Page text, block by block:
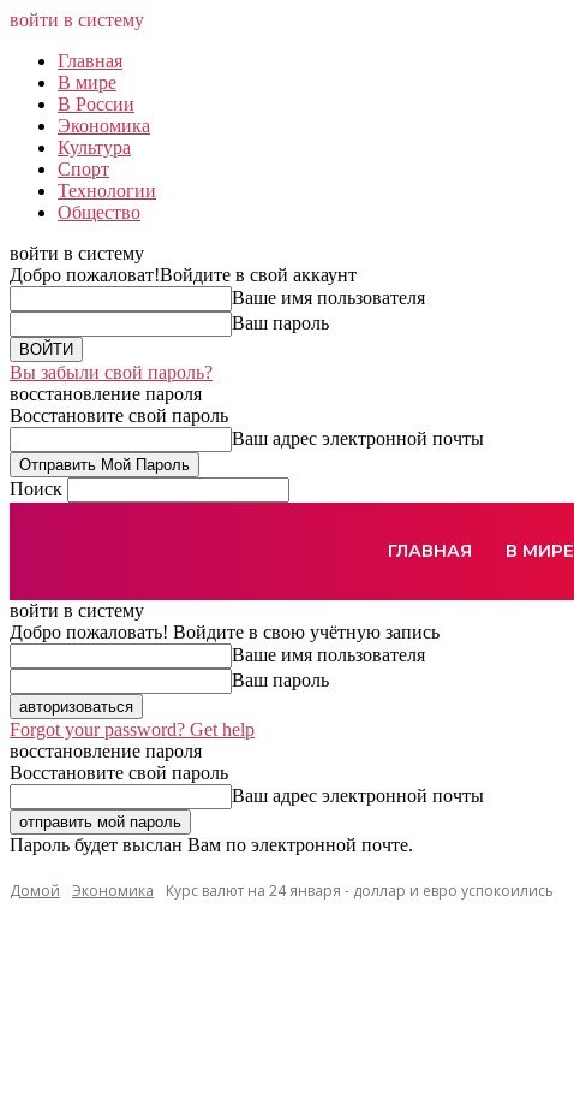
войти в систему
Главная
В мире
В России
Экономика
Культура
Спорт
Технологии
Общество
войти в систему
Добро пожаловат!Войдите в свой аккаунт
Ваше имя пользователя
Ваш пароль
Вы забыли свой пароль?
восстановление пароля
Восстановите свой пароль
Ваш адрес электронной почты
Поиск
ГЛАВНАЯ В МИРЕ
войти в систему
Добро пожаловать! Войдите в свою учётную запись
Ваше имя пользователя
Ваш пароль
Forgot your password? Get help
восстановление пароля
Восстановите свой пароль
Ваш адрес электронной почты
Пароль будет выслан Вам по электронной почте.
Домой Экономика Курс валют на 24 января - доллар и евро успокоились